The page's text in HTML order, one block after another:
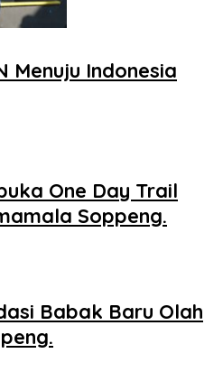
Menuju Indonesia
One Day Trail
Soppeng.
Babak Baru Olah